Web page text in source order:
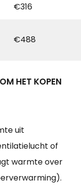
€316
€488
HET KOPEN
uit
of
warmte over